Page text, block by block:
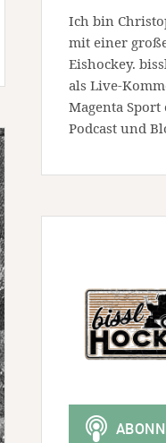
Ich bin
mit einer
Eishockey.
als Live-
Magenta
Podcast und